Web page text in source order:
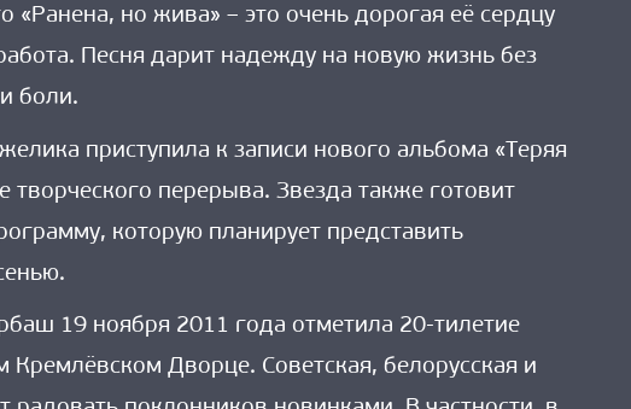
«Ранена, но жива» – это очень дорогая её сердцу
Песня дарит надежду на новую жизнь без
боли.
приступила к записи нового альбома «Теряя
творческого перерыва. Звезда также готовит
которую планирует представить
19 ноября 2011 года отметила 20-тилетие
Дворце. Советская, белорусская и